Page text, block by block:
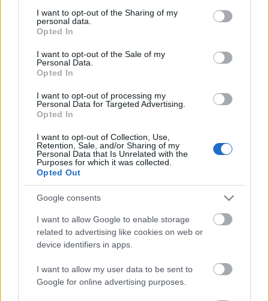
not limited to your visit or usage behaviour. You may click to
grant or deny consent to Google and its third-party tags to
use your data for below specified purposes in below Google
consent section.
I want to opt-out of the Sharing of my
personal data.
Opted In
I want to opt-out of the Sale of my
Personal Data.
Opted In
I want to opt-out of processing my
Personal Data for Targeted Advertising.
Opted In
I want to opt-out of Collection, Use,
Retention, Sale, and/or Sharing of my
Personal Data that Is Unrelated with the
Purposes for which it was collected.
Opted Out
Google consents
I want to allow Google to enable storage
related to advertising like cookies on web or
device identifiers in apps.
I want to allow my user data to be sent to
Google for online advertising purposes.
Azt a kutya mindenit a világnak! -
Rec.hu
RRRecorder•2021. december 16.
egyre! Lassú, rituális és hangos. Most már minden
fasza. Az hiszed, te baszol meg mindenkit, közben
Albert rave, kipcsak speedcore. A Recorder új
magyar zenéket bemutató rovata.